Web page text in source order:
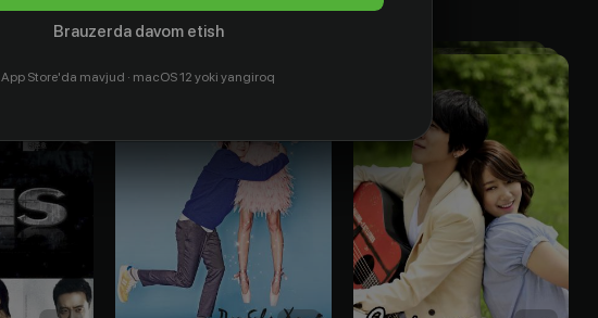
Brauzerda davom etish
App Store'da mavjud · macOS 12 yoki yangiroq